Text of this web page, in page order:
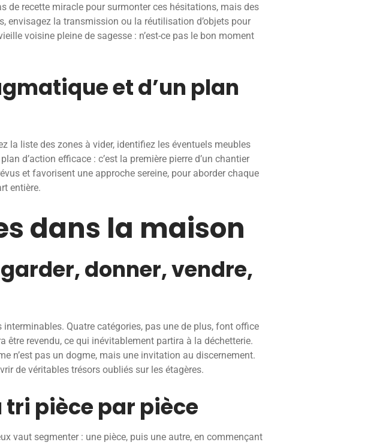
de recette miracle pour surmonter ces hésitations, mais des
envisagez la transmission ou la réutilisation d’objets pour
voisine pleine de sagesse : n’est-ce pas le bon moment
et d’un plan
la liste des zones à vider, identifiez les éventuels meubles
d’action efficace : c’est la première pierre d’un chantier
et favorisent une approche sereine, pour aborder chaque
entière.
dans la maison
donner, vendre,
interminables. Quatre catégories, pas une de plus, font office
être revendu, ce qui inévitablement partira à la déchetterie.
n’est pas un dogme, mais une invitation au discernement.
de véritables trésors oubliés sur les étagères.
tri pièce par pièce
vaut segmenter : une pièce, puis une autre, en commençant